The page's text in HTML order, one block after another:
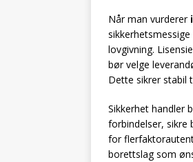
Når man vurderer
lovgivning.
bør velge
Dette sikrer stabil
Sikkerhet handler
forbindelser, sikre
for
borettslag som